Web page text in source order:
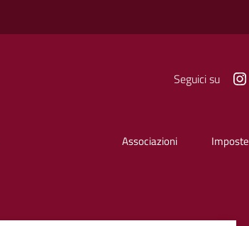
Seguici su
Associazioni Imposte